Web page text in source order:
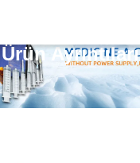
Ürün Ayrıntıları